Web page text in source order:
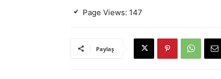
Page Views: 147
Paylaş